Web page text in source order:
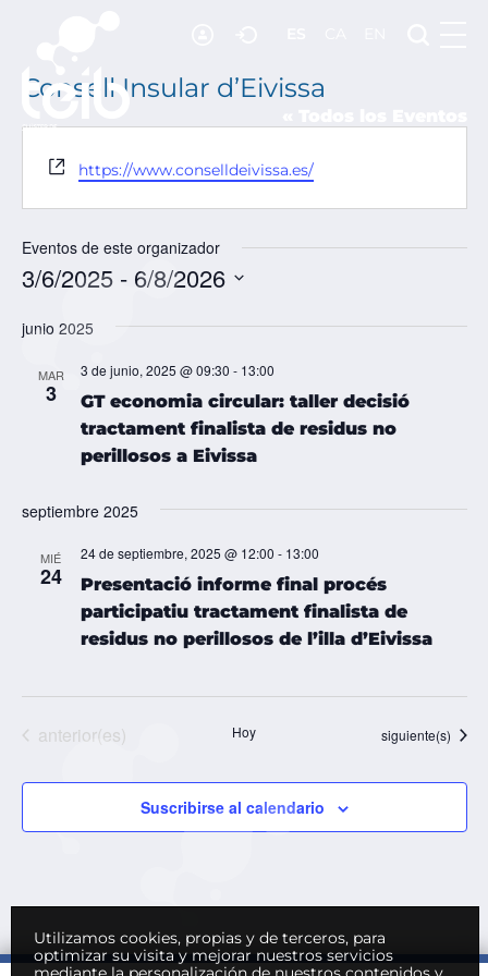
NOTICIAS
ADHESIÓN
CONTACTO
Consell Insular d’Eivissa
Website
https://www.conselldeivissa.es/
Eventos de este organizador
3/6/2025 - 6/8/2026
FECHA.
junio 2025
MAR
3
GT economia circular: taller decisió
tractament finalista de residus no
perillosos a Eivissa
3 de junio, 2025 @ 09:30 - 13:00
septiembre 2025
MIÉ
24
Presentació informe final procés
participatiu tractament finalista de
residus no perillosos de l’illa d’Eivissa
24 de septiembre, 2025 @ 12:00 - 13:00
Eventos
anterior(es) Hoy Eventos
siguiente(s)
Suscribirse al calendario
Utilizamos cookies, propias y de terceros, para
optimizar su visita y mejorar nuestros servicios